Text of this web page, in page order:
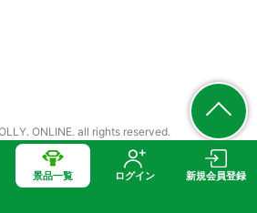
景品一覧 ログイン 新規会員登録
ONLINE. all rights reserved.